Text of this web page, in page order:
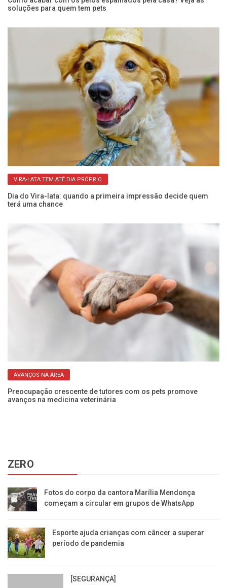
soluções para quem tem pets
VIRA-LATA TEM ATÉ DIA PRÓPRIO
Dia do Vira-lata: quando a primeira impressão decide quem
terá uma chance
AVANÇOS NA ÁREA
Preocupação crescente de tutores com os pets promove
avanços na medicina veterinária
ZERO
Fotos do corpo da cantora Marília Mendonça
começam a circular em grupos de WhatsApp
Esporte ajuda crianças com câncer a superar
período de pandemia
[SEGURANÇA]